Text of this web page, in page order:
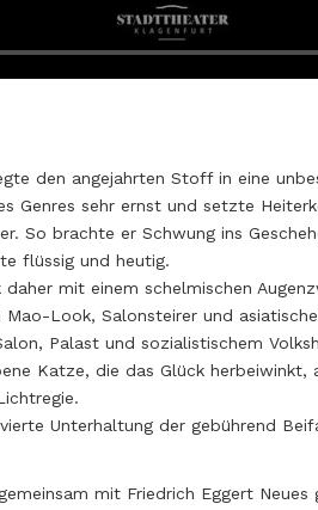
den angejahrten Stoff in eine
Genres sehr ernst und setzte
So brachte er Schwung ins
flüssig und heutig.
mit einem schelmischen
Look, Salonsteirer und
Palast und sozialistischem
Katze, die das Glück
Unterhaltung der gebührend
mit Friedrich Eggert